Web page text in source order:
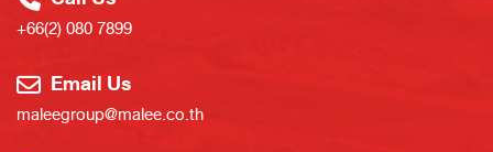
+66(2) 080 7899
Email Us
maleegroup@malee.co.th